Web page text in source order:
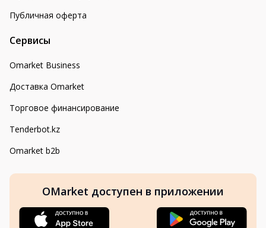
Публичная оферта
Сервисы
Omarket Business
Доставка Omarket
Торговое финансирование
Tenderbot.kz
Omarket b2b
OMarket доступен в приложении